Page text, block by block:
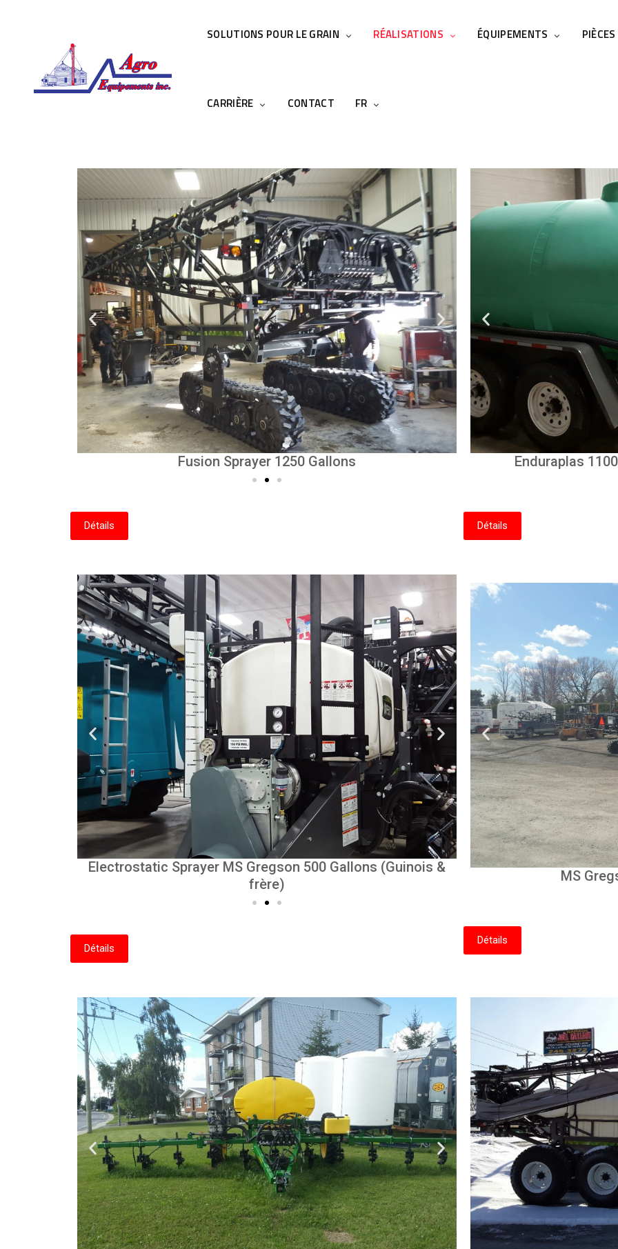
SOLUTIONS POUR LE GRAIN RÉALISATIONS ÉQUIPEMENTS
CARRIÈRE CONTACT FR
Fusion Sprayer 1250 Gallons Fusion
Détails
Enduraplas 1100 Gallon Liquid Fertilizer Trailer Enduraplas
Détails
Electrostatic Sprayer MS Gregson 500 Gallons (Guinois &
frère)
Electrostatic Sprayer
Détails
MS Gregson 750 Gallon Sprayer MS
Détails